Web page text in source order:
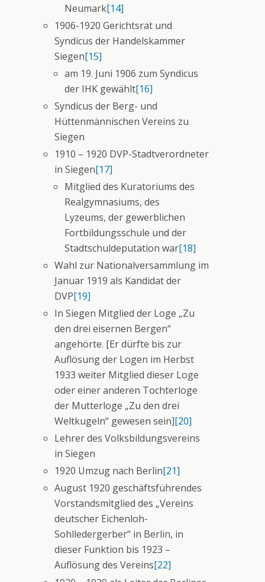
Neumark[14]
1906-1920 Gerichtsrat und
Syndicus der Handelskammer
Siegen[15]
am 19. Juni 1906 zum Syndicus
der IHK gewählt[16]
Syndicus der Berg- und
Hüttenmännischen Vereins zu
Siegen
1910 – 1920 DVP-Stadtverordneter
in Siegen[17]
Mitglied des Kuratoriums des
Realgymnasiums, des
Lyzeums, der gewerblichen
Fortbildungsschule und der
Stadtschuldeputation war[18]
Wahl zur Nationalversammlung im
Januar 1919 als Kandidat der
DVP[19]
In Siegen Mitglied der Loge „Zu
den drei eisernen Bergen“
angehörte. [Er dürfte bis zur
Auflösung der Logen im Herbst
1933 weiter Mitglied dieser Loge
oder einer anderen Tochterloge
der Mutterloge „Zu den drei
Weltkugeln“ gewesen sein][20]
Lehrer des Volksbildungsvereins
in Siegen
1920 Umzug nach Berlin[21]
August 1920 geschäftsführendes
Vorstandsmitglied des „Vereins
deutscher Eichenloh-
Sohlledergerber“ in Berlin, in
dieser Funktion bis 1923 –
Auflösung des Vereins[22]